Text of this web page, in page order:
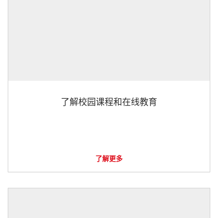
了解校园课程和在线教育
了解更多